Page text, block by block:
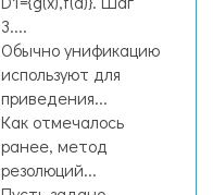
3....
Обычно унификацию
используют для
приведения...
Как отмечалось
ранее, метод
резолюций...